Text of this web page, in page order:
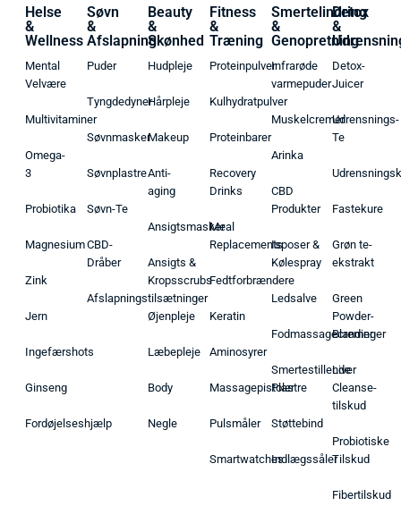
Helse
&
Wellness
Mental
Velvære
Multivitaminer
Omega-
3
Probiotika
Magnesium
Zink
Jern
Ingefærshots
Ginseng
Fordøjelseshjælp
Søvn
&
Afslapning
Puder
Tyngdedyner
Søvnmasker
Søvnplastre
Søvn-Te
CBD-
Dråber
Afslapningstilsætninger
Beauty
&
Skønhed
Hudpleje
Hårpleje
Makeup
Anti-
aging
Ansigtsmasker
Ansigts &
Kropsscrubs
Øjenpleje
Læbepleje
Body
Negle
Fitness
&
Træning
Proteinpulver
Kulhydratpulver
Proteinbarer
Recovery
Drinks
Meal
Replacements
Fedtforbrændere
Keratin
Aminosyrer
Massagepistoler
Pulsmåler
Smartwatches
Smertelindring
&
Genopretning
Infrarøde
varmepuder
Muskelcremer
Arinka
CBD
Produkter
Isposer &
Kølespray
Ledsalve
Fodmassagecremer
Smertestillende
Plastre
Støttebind
Indlægssåler
Detox
&
Detox-
Juicer
Udrensnings-
Te
Fastekure
Grøn te-
ekstrakt
Green
Powder-
Blandinger
Liver
Cleanse-
tilskud
Probiotiske
Tilskud
Fibertilskud